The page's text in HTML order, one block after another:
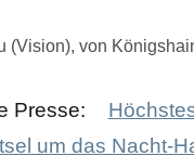
(Vision), von
Presse:
um das Nacht-